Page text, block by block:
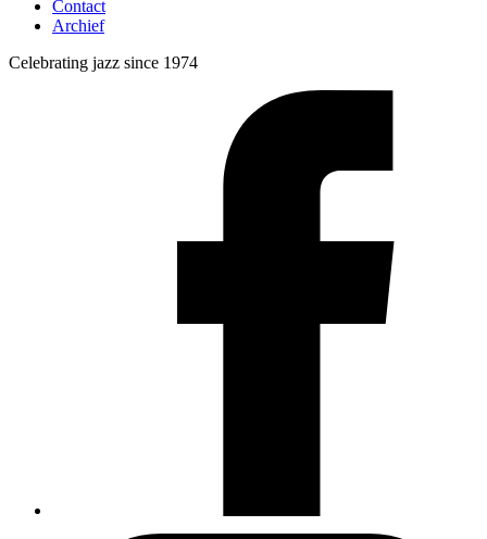
Contact
Archief
Celebrating jazz since 1974